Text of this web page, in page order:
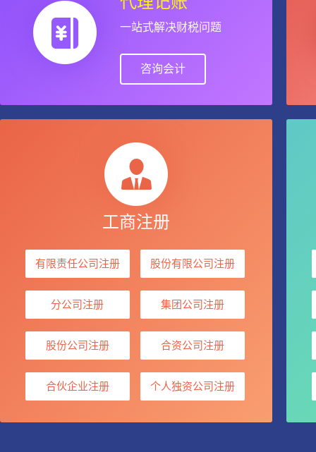
一站式解决财税问题
咨询会计
工商注册
有限责任公司注册 股份有限公司注册
分公司注册 集团公司注册
股份公司注册 合资公司注册
合伙企业注册 个人独资公司注册